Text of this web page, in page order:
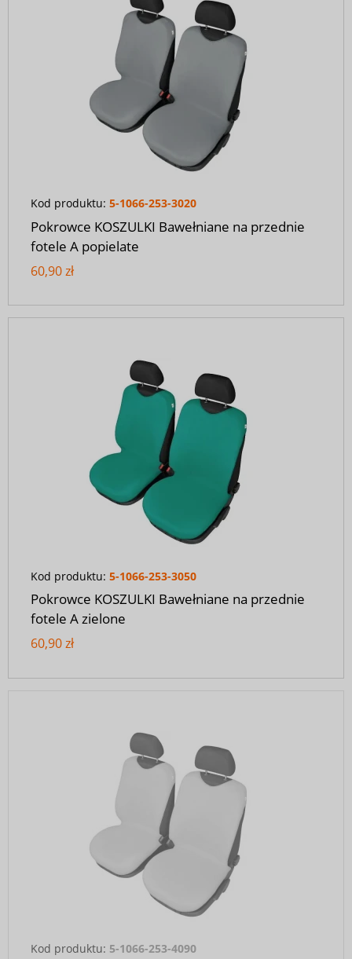
Kod produktu: 5-1066-253-3020
Pokrowce KOSZULKI Bawełniane na przednie
fotele A popielate
60,90 zł
Kod produktu: 5-1066-253-3050
Pokrowce KOSZULKI Bawełniane na przednie
fotele A zielone
60,90 zł
Kod produktu: 5-1066-253-4090